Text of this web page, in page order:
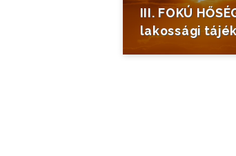
III. FOKÚ
lakossági